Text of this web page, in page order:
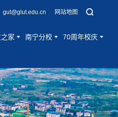
网站地图
家 南宁分校 70周年校庆